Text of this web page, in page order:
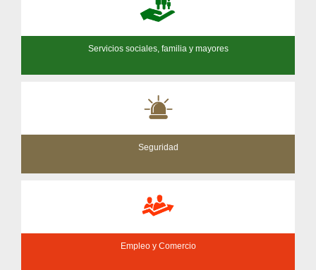
Servicios sociales, familia y mayores
Seguridad
Empleo y Comercio